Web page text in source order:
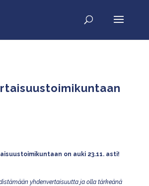
on auki 23.11. asti!
yhdenvertaisuutta ja olla tärkeänä